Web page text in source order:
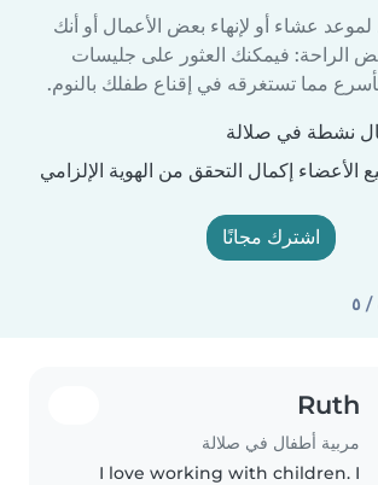
عشاء أو لإنهاء بعض الأعمال أو أنك
الراحة: فيمكنك العثور على جليسات
مما تستغرقه في إقناع طفلك بالنوم.
إكمال التحقق من الهوية الإلزامي
اشترك مجانًا
Ruth
مربية أطفال في صلالة
I love working with children. I